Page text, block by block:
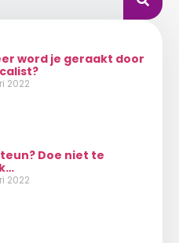
word je geraakt door
2022
Doe niet te
2022